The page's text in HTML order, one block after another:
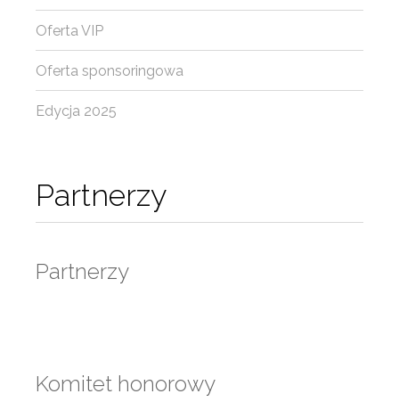
Partnerzy
Partnerzy
Komitet honorowy
Oferta VIP
Oferta sponsoringowa
Edycja 2025